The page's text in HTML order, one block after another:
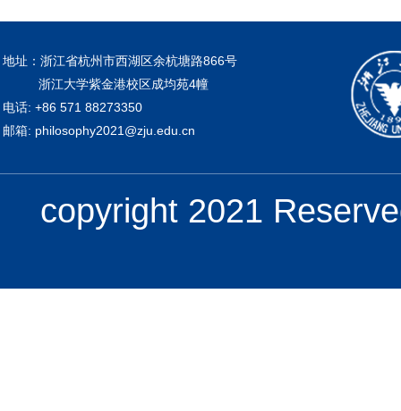
地址：浙江省杭州市西湖区余杭塘路866号
浙江大学紫金港校区成均苑4幢
电话: +86 571 88273350
邮箱: philosophy2021@zju.edu.cn
copyright 2021